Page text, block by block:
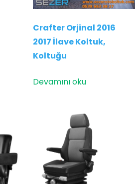
Crafter Orjinal 2016
2017 İlave Koltuk,
Koltuğu
Devamını oku